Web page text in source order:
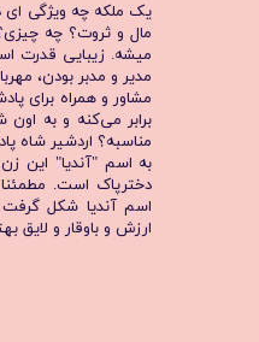
یک ملکه‌ چه ویژگی ای
مال و ثروت؟ چه
میشه. زیبایی قدرت
مدیر و مدبر بودن،
مشاور و همراه برای
برابر می‌کنه و به
مناسبه؟ اردشیر شاه
به اسم "آندیا" این
دخترپاک است.
اسم آندیا شکل
ارزش و باوقار و لایق